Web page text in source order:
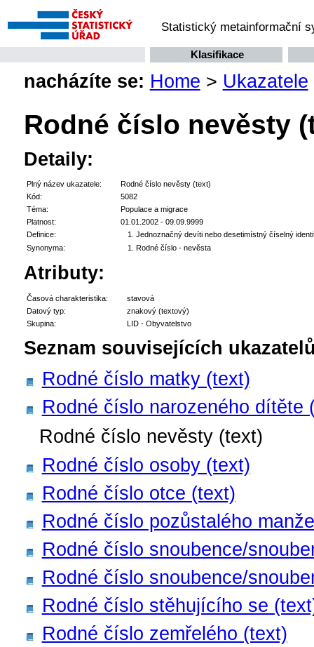
Statistický metainformační
Klasifikace
nacházíte se: Home > Ukazatele
Rodné číslo nevěsty
Detaily:
Plný název ukazatele:
Rodné číslo nevěsty (text)
Kód:
5082
Téma:
Populace a migrace
Platnost:
01.01.2002 - 09.09.9999
Definice:
Jednoznačný devíti nebo desetimístný číselný
Synonyma:
Rodné číslo - nevěsta
Atributy:
Časová charakteristika:
stavová
Datový typ:
znakový (textový)
Skupina:
LID - Obyvatelstvo
Seznam souvisejících
Rodné číslo matky (text)
Rodné číslo narozeného dítěte
Rodné číslo nevěsty (text)
Rodné číslo osoby (text)
Rodné číslo otce (text)
Rodné číslo pozůstalého
Rodné číslo snoubence/
Rodné číslo snoubence/
Rodné číslo stěhujícího se
Rodné číslo zemřelého (text)